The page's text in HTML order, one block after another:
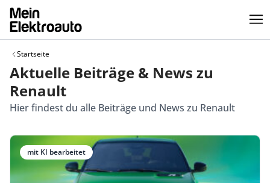
Startseite
Aktuelle Beiträge & News zu
Renault
Hier findest du alle Beiträge und News zu Renault
mit KI bearbeitet